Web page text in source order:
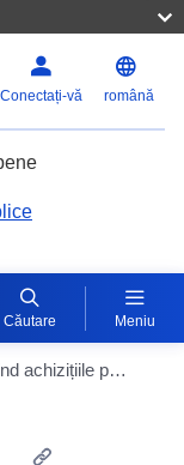
Conectați-vă română
Căutare Meniu
Detalii privind achizițiile publice
Portlet